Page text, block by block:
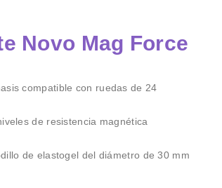
Novo Mag Force
compatible con ruedas de 24
de resistencia magnética
de elastogel del diámetro de 30 mm